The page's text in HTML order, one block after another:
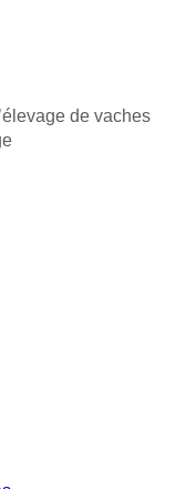
de vaches